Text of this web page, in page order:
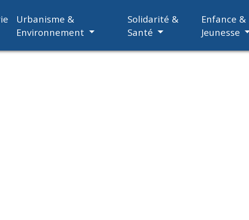
Urbanisme &
Environnement
Solidarité &
Santé
Enfance &
Jeunesse